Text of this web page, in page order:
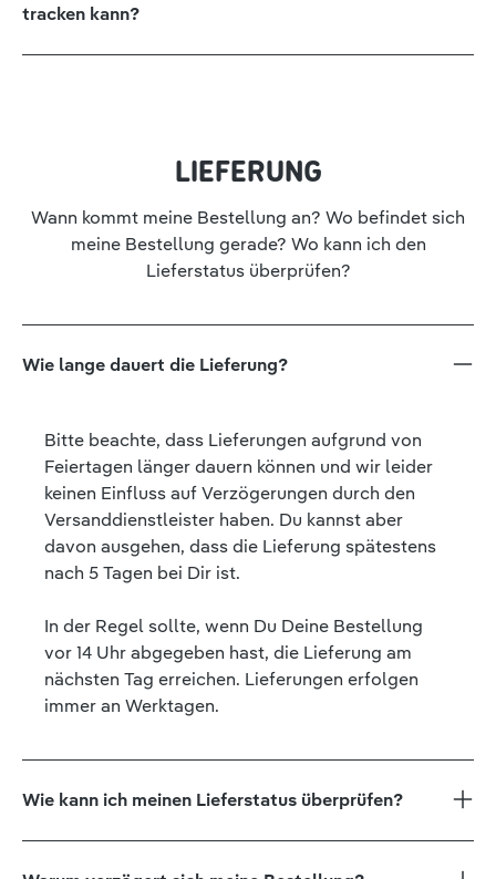
tracken kann?
LIEFERUNG
Wann kommt meine Bestellung an? Wo befindet sich
meine Bestellung gerade? Wo kann ich den
Lieferstatus überprüfen?
Wie lange dauert die Lieferung?
Bitte beachte, dass Lieferungen aufgrund von
Feiertagen länger dauern können und wir leider
keinen Einfluss auf Verzögerungen durch den
Versanddienstleister haben. Du kannst aber
davon ausgehen, dass die Lieferung spätestens
nach 5 Tagen bei Dir ist.
In der Regel sollte, wenn Du Deine Bestellung
vor 14 Uhr abgegeben hast, die Lieferung am
nächsten Tag erreichen. Lieferungen erfolgen
immer an Werktagen.
Wie kann ich meinen Lieferstatus überprüfen?